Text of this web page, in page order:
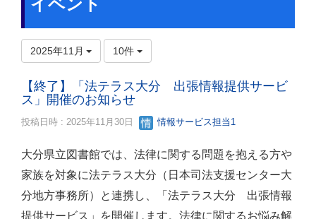
イベント
2025年11月 10件
【終了】「法テラス大分 出張情報提供サービ
ス」開催のお知らせ
投稿日時 : 2025年11月30日 情報サービス担当1
大分県立図書館では、法律に関する問題を抱える方や
家族を対象に法テラス大分（日本司法支援センター大
分地方事務所）と連携し、「法テラス大分 出張情報
提供サービス」を開催します。法律に関するお悩み解